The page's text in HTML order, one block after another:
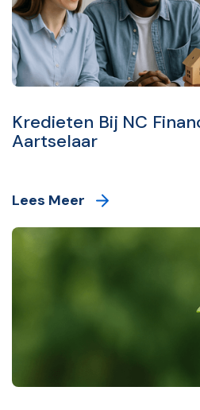
Kredieten Bij NC
Aartselaar
Lees Meer